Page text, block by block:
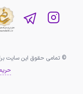
© تمامی حقوق این سایت